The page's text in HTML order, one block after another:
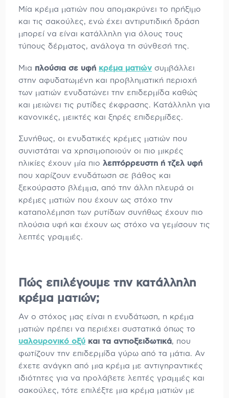
Μία κρέμα ματιών που απομακρύνει το πρήξιμο
και τις σακούλες, ενώ έχει αντιρυτιδική δράση
μπορεί να είναι κατάλληλη για όλους τους
τύπους δέρματος, ανάλογα τη σύνθεσή της.
Μια πλούσια σε υφή κρέμα ματιών συμβάλλει
στην αφυδατωμένη και προβληματική περιοχή
των ματιών ενυδατώνει την επιδερμίδα καθώς
και μειώνει τις ρυτίδες έκφρασης. Κατάλληλη για
κανονικές, μεικτές και ξηρές επιδερμίδες.
Συνήθως, οι ενυδατικές κρέμες ματιών που
συνιστάται να χρησιμοποιούν οι πιο μικρές
ηλικίες έχουν μία πιολεπτόρρευστη ή τζελ υφή
που χαρίζουν ενυδάτωση σε βάθος και
ξεκούραστο βλέμμα, από την άλλη πλευρά οι
κρέμες ματιών που έχουν ως στόχο την
καταπολέμηση των ρυτίδων συνήθως έχουν πιο
πλούσια υφή και έχουν ως στόχο να γεμίσουν τις
λεπτές γραμμές.
Πώς επιλέγουμε την κατάλληλη
κρέμα ματιών;
Αν ο στόχος μας είναι η ενυδάτωση, η κρέμα
ματιών πρέπει να περιέχει συστατικά όπως το
υαλουρονικό οξύ και τα αντιοξειδωτικά, που
φωτίζουν την επιδερμίδα γύρω από τα μάτια. Αν
έχετε ανάγκη από μια κρέμα με αντιγηραντικές
ιδιότητες για να προλάβετε λεπτές γραμμές και
σακούλες, τότε επιλέξτε μια κρέμα ματιών με